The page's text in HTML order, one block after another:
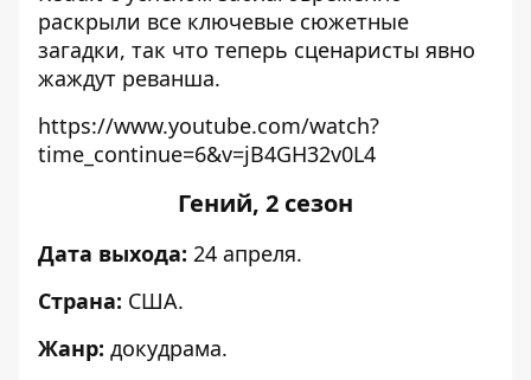
раскрыли все ключевые сюжетные
загадки, так что теперь сценаристы явно
жаждут реванша.
https://www.youtube.com/watch?
time_continue=6&v=jB4GH32v0L4
Гений, 2 сезон
Дата выхода: 24 апреля.
Страна: США.
Жанр: докудрама.